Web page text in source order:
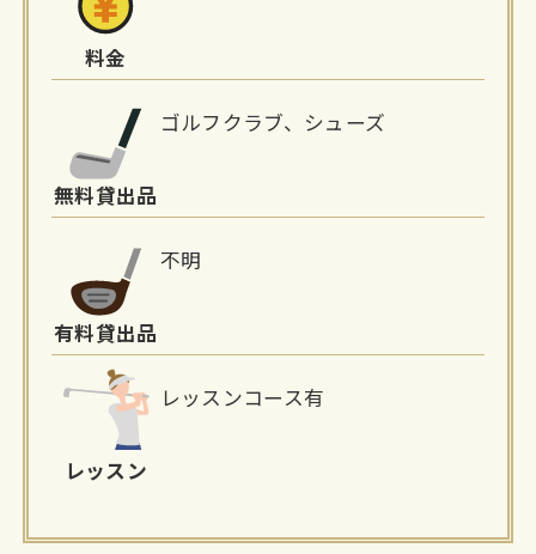
料金
無料貸出品
ゴルフクラブ、シューズ
有料貸出品
不明
レッスン
レッスンコース有